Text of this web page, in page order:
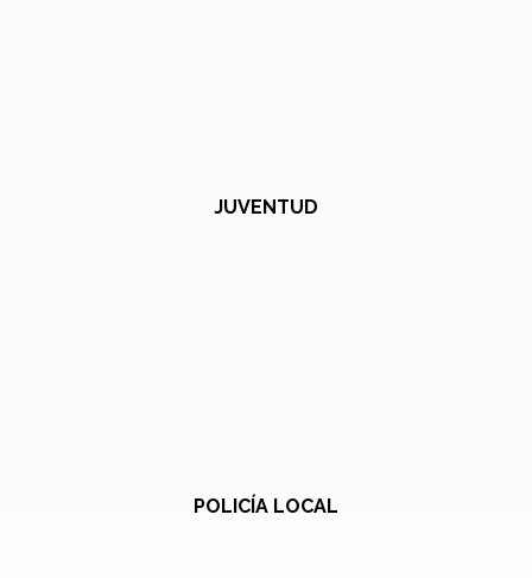
JUVENTUD
POLICÍA LOCAL